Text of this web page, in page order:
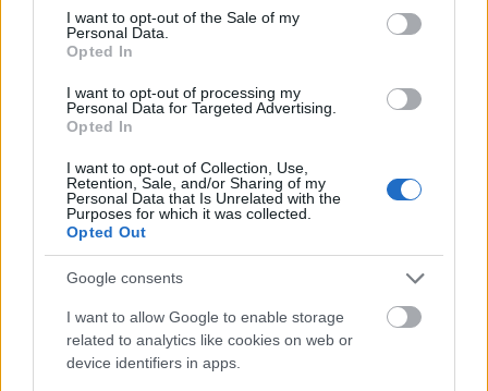
consent section.
I want to opt-out of the Sale of my
Personal Data.
Opted In
I want to opt-out of processing my
Personal Data for Targeted Advertising.
Opted In
I want to opt-out of Collection, Use,
Retention, Sale, and/or Sharing of my
Personal Data that Is Unrelated with the
Purposes for which it was collected.
Opted Out
Google consents
I want to allow Google to enable storage
related to analytics like cookies on web or
device identifiers in apps.
prokrastynacja—Prokrastynacja nie taka znowuż nowa
— Pochodzenie wyrazu
Mogą Cię zainteresować również hasła
smartfon
Kaszub